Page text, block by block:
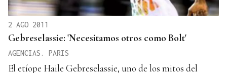
2 AGO 2011
Gebreselassie: 'Necesitamos otros como Bolt'
AGENCIAS. PARIS
El etíope Haile Gebreselassie, uno de los mitos del